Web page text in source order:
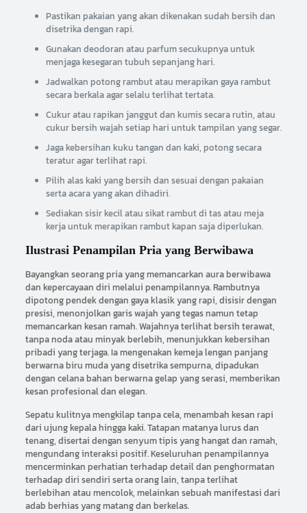
Pastikan pakaian yang akan dikenakan sudah bersih dan
disetrika dengan rapi.
Gunakan deodoran atau parfum secukupnya untuk
menjaga kesegaran tubuh sepanjang hari.
Jadwalkan potong rambut atau merapikan gaya rambut
secara berkala agar selalu terlihat tertata.
Cukur atau rapikan janggut dan kumis secara rutin, atau
cukur bersih wajah setiap hari untuk tampilan yang segar.
Jaga kebersihan kuku tangan dan kaki, potong secara
teratur agar terlihat rapi.
Pilih alas kaki yang bersih dan sesuai dengan pakaian
serta acara yang akan dihadiri.
Sediakan sisir kecil atau sikat rambut di tas atau meja
kerja untuk merapikan rambut kapan saja diperlukan.
Ilustrasi Penampilan Pria yang Berwibawa
Bayangkan seorang pria yang memancarkan aura berwibawa
dan kepercayaan diri melalui penampilannya. Rambutnya
dipotong pendek dengan gaya klasik yang rapi, disisir dengan
presisi, menonjolkan garis wajah yang tegas namun tetap
memancarkan kesan ramah. Wajahnya terlihat bersih terawat,
tanpa noda atau minyak berlebih, menunjukkan kebersihan
pribadi yang terjaga. Ia mengenakan kemeja lengan panjang
berwarna biru muda yang disetrika sempurna, dipadukan
dengan celana bahan berwarna gelap yang serasi, memberikan
kesan profesional dan elegan.
Sepatu kulitnya mengkilap tanpa cela, menambah kesan rapi
dari ujung kepala hingga kaki. Tatapan matanya lurus dan
tenang, disertai dengan senyum tipis yang hangat dan ramah,
mengundang interaksi positif. Keseluruhan penampilannya
mencerminkan perhatian terhadap detail dan penghormatan
terhadap diri sendiri serta orang lain, tanpa terlihat
berlebihan atau mencolok, melainkan sebuah manifestasi dari
adab berhias yang matang dan berkelas.